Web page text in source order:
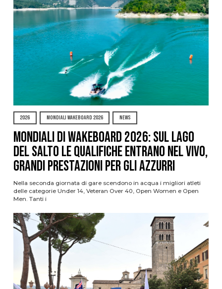
2026 MONDIALI WAKEBOARD 2026 NEWS
Mondiali di Wakeboard 2026: sul Lago
del Salto le qualifiche entrano nel vivo,
grandi prestazioni per gli azzurri
Nella seconda giornata di gare scendono in acqua i migliori atleti
delle categorie Under 14, Veteran Over 40, Open Women e Open
Men. Tanti i